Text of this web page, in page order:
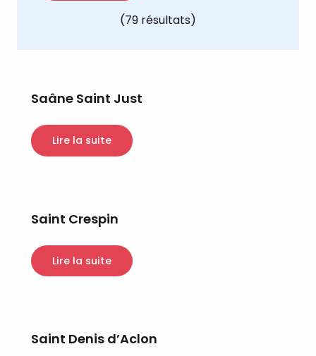
(79 résultats)
Saâne Saint Just
Lire la suite
Saint Crespin
Lire la suite
Saint Denis d’Aclon